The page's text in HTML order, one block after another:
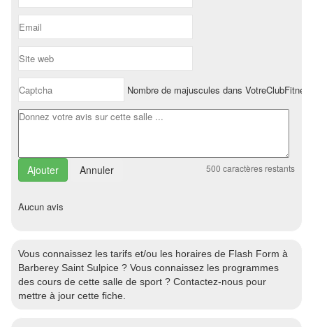
Nombre de majuscules dans
Annuler 500 caractères restants
Aucun avis
Vous connaissez les tarifs et/ou les horaires de Flash Form à
Barberey Saint Sulpice ? Vous connaissez les programmes
des cours de cette salle de sport ? Contactez-nous pour
mettre à jour cette fiche.